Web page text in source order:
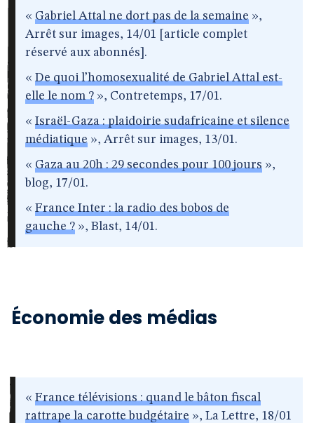
« Gabriel Attal ne dort pas de la semaine »,
Arrêt sur images, 14/01 [article complet
réservé aux abonnés].
« De quoi l’homosexualité de Gabriel Attal est-
elle le nom ? », Contretemps, 17/01.
« Israël-Gaza : plaidoirie sudafricaine et silence
médiatique », Arrêt sur images, 13/01.
« Gaza au 20h : 29 secondes pour 100 jours »,
blog, 17/01.
« France Inter : la radio des bobos de
gauche ? », Blast, 14/01.
Économie des médias
« France télévisions : quand le bâton fiscal
rattrape la carotte budgétaire », La Lettre, 18/01